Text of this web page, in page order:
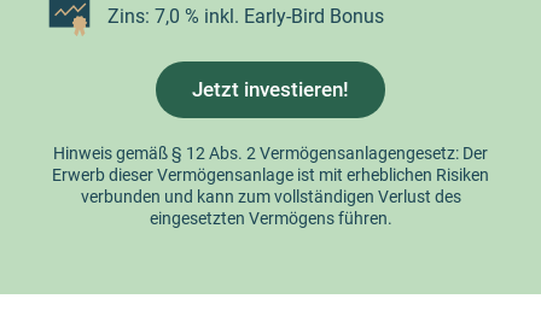
Zins: 7,0 % inkl. Early-Bird Bonus
Jetzt investieren!
Hinweis gemäß § 12 Abs. 2 Vermögensanlagengesetz: Der
Erwerb dieser Vermögensanlage ist mit erheblichen Risiken
verbunden und kann zum vollständigen Verlust des
eingesetzten Vermögens führen.